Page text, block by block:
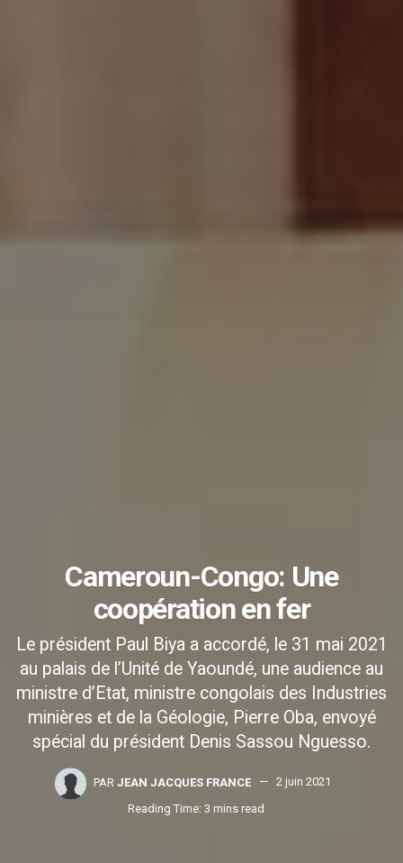
Cameroun-Congo: Une
coopération en fer
Le président Paul Biya a accordé, le 31 mai 2021
au palais de l’Unité de Yaoundé, une audience au
ministre d’Etat, ministre congolais des Industries
minières et de la Géologie, Pierre Oba, envoyé
spécial du président Denis Sassou Nguesso.
PAR JEAN JACQUES FRANCE
2 juin 2021
Reading Time: 3 mins read